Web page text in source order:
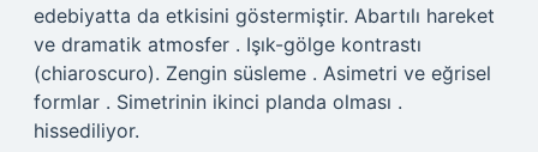
edebiyatta da etkisini göstermiştir. Abartılı hareket
ve dramatik atmosfer . Işık-gölge kontrastı
(chiaroscuro). Zengin süsleme . Asimetri ve eğrisel
formlar . Simetrinin ikinci planda olması .
hissediliyor.